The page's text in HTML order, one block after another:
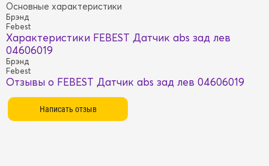
Основные характеристики
Брэнд
Febest
Характеристики FEBEST Датчик abs зад лев
04606019
Брэнд
Febest
Отзывы о FEBEST Датчик abs зад лев 04606019